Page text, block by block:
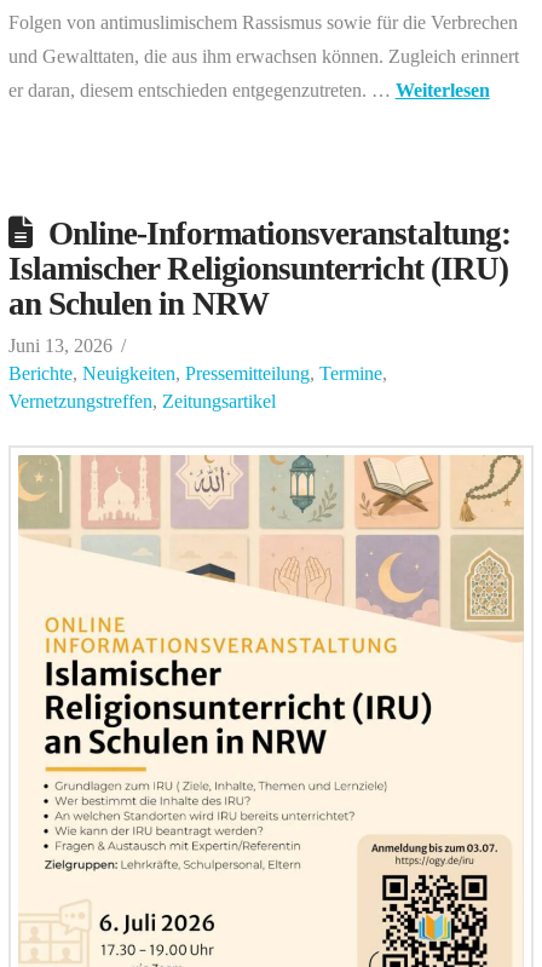
Folgen von antimuslimischem Rassismus sowie für die Verbrechen
und Gewalttaten, die aus ihm erwachsen können. Zugleich erinnert
er daran, diesem entschieden entgegenzutreten. … Weiterlesen
Online-Informationsveranstaltung:
Islamischer Religionsunterricht (IRU)
an Schulen in NRW
Juni 13, 2026
Berichte, Neuigkeiten, Pressemitteilung, Termine,
Vernetzungstreffen, Zeitungsartikel